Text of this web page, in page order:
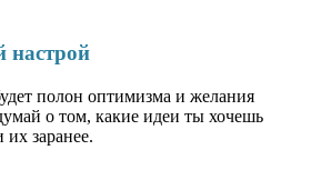
настрой
полон оптимизма и желания
о том, какие идеи ты хочешь
их заранее.